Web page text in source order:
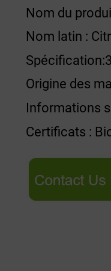
Nom du
Nom latin :
Origine des
Informations
Certificats :